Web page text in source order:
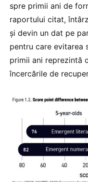
spre primii ani de
raportului citat,
și devin un dat pe
pentru care evitarea
primii ani reprezintă
încercările de